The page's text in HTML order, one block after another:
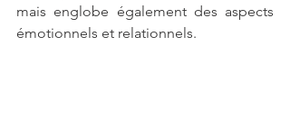
mais englobe également des aspects
émotionnels et relationnels.